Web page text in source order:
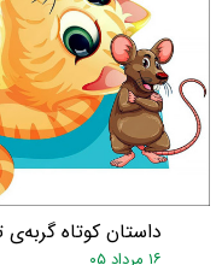
داستان کوتاه
۱۶ مرداد ۰۵